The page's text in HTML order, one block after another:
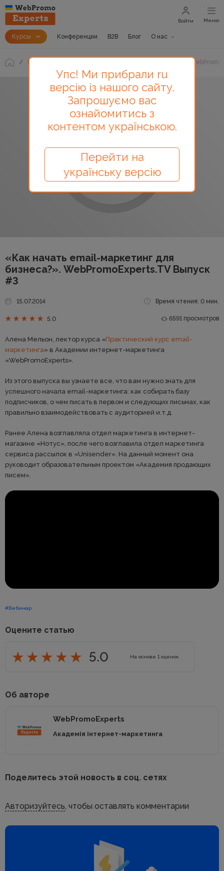
Курсы Конференции B2B Блог О нас
Войти Меню
Блог «Как начать email-маркетинг для бизнеса?».
«Как начать email-маркетинг для
бизнеса?». WebPromoExperts.TV Выпуск
#3
15.07.2014 Время чтения: 0 мин.
5.0 6591 просмотров
Алена Мельон, лектор курса «Практический курс email-
маркетинга» в Академии интернет-маркетинга
«WebPromoExperts».
Из этого выпуска вы узнаете все, что вам нужно знать для
успешного начала email-маркетинга: как собирать базу
подписчиков, о чем писать в первом и следующих письмах, как
правильно взаимодействовать с аудиторией и.т.д.
Ранее Алена возглавляла отдел маркетинга в интернет-
магазине «Нотус», после чего возглавила отдел маркетинга
сервиса рассылок в «Unisender». На данный момент она
руководит образовательным проектом «Академия продающих
писем».
#Вебинар
Оцените статью
5.0 На основе 1 оценок
Об авторе
WebPromoExperts
Академія інтернет-маркетинга
Поделитесь этой новость в соц. сетях
Авторизуйтесь, чтобы оставлять комментарии
Упс! Ми прибрали ru
версію із нашого сайту.
Запрошуємо вас
ознайомитись з
контентом українською.
Перейти на
українську версію